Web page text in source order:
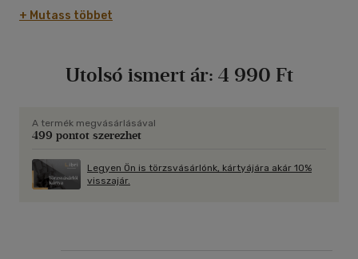
hajnalán. A rádiózás új korszaka köszönt ránk, ami minden
eddiginél nagyobb formátumú kommunikációs
rendkívül értékes segítséget.
+ Mutass többet
Utolsó ismert ár: 4 990 Ft
A termék megvásárlásával
499 pontot szerezhet
Legyen Ön is törzsvásárlónk, kártyájára akár 10%
visszajár.